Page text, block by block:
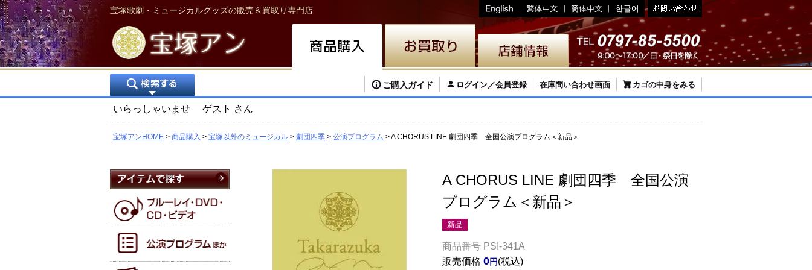
宝塚歌劇・ミュージカルグッズの販売＆買取り専門店
ご購入ガイド ログイン／会員登録 在庫問い合わせ画面 カゴの中身をみる
いらっしゃいませ ゲスト さん
宝塚アンHOME 商品購入 宝塚以外のミュージカル 劇団四季 公演プログラム A CHORUS LINE 劇団四季 全国公演プログラム＜新品＞
A CHORUS LINE 劇団四季 全国公演
プログラム＜新品＞
新品
商品番号 PSI-341A
販売価格 0 税込